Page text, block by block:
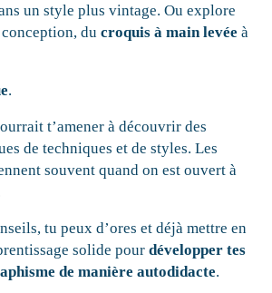
un style plus vintage. Ou explore
ducroquis à main levée à
.
t’amener à découvrir des
de techniques et de styles. Les
souvent quand on est ouvert à
tu peux d’ores et déjà mettre en
solide pourdévelopper tes
de manière autodidacte.